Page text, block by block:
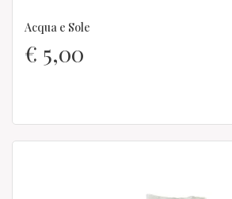
Acqua e Sole
€ 5,00